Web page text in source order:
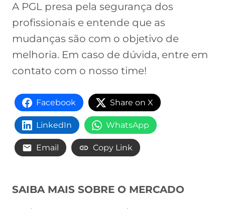
A PGL presa pela segurança dos
profissionais e entende que as
mudanças são com o objetivo de
melhoria. Em caso de dúvida, entre em
contato com o nosso time!
Facebook Share on X
LinkedIn WhatsApp
Email Copy Link
SAIBA MAIS SOBRE O MERCADO